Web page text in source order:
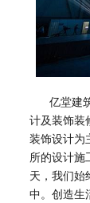
亿堂建
计及装饰装
装饰设计为
所的设计施
天，我们始
中。创造生